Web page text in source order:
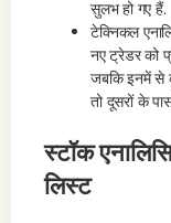
सुलभ हो गए हैं.
टेक्निकल
नए ट्रेडर को
जबकि इनमें से
तो दूसरों के
स्टॉक
लिस्ट